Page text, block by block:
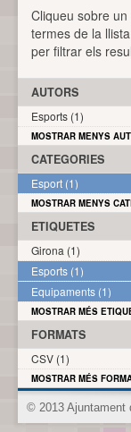
Cliqueu sobre
termes de la
per filtrar els
AUTORS
Esports (1)
MOSTRAR MENYS
CATEGORIES
Esport (1)
MOSTRAR MENYS
ETIQUETES
Girona (1)
Esports (1)
Equipaments (1)
MOSTRAR MÉS
FORMATS
CSV (1)
MOSTRAR MÉS
© 2013 Ajuntament